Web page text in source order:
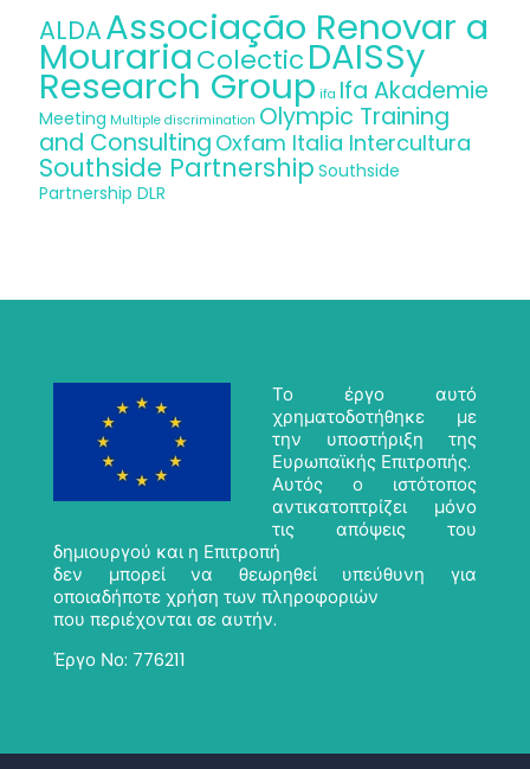
ALDAAssociação Renovar a
MourariaColecticDAISSy
Research Group ifa Ifa Akademie
Meeting Multiple discrimination Olympic Training
and Consulting Oxfam Italia Intercultura
Southside Partnership Southside
Partnership DLR
Το έργο αυτό
χρηματοδοτήθηκε με
την υποστήριξη της
Ευρωπαϊκής Επιτροπής.
Αυτός ο ιστότοπος
αντικατοπτρίζει μόνο
τις απόψεις του
δημιουργού και η Επιτροπή
δεν μπορεί να θεωρηθεί υπεύθυνη για
οποιαδήποτε χρήση των πληροφοριών
που περιέχονται σε αυτήν.
Έργο Νο: 776211